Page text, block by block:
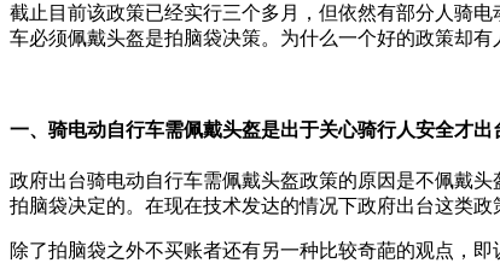
截止目前该政策已经实行三个多月，但依然有部分人骑
车必须佩戴头盔是拍脑袋决策。为什么一个好的政策却有
一、骑电动自行车需佩戴头盔是出于关心骑行人安全才出
政府出台骑电动自行车需佩戴头盔政策的原因是不佩戴
拍脑袋决定的。在现在技术发达的情况下政府出台这类
除了拍脑袋之外不买账者还有另一种比较奇葩的观点，